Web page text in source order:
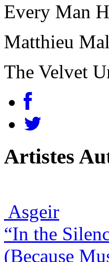
Every Man
Matthieu
The Velvet
Artistes
Asgeir
“In the
(Because